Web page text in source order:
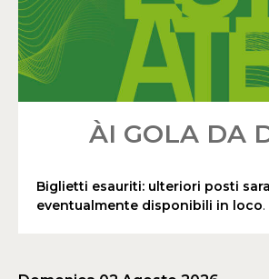
ÀI GOLA DA
Biglietti esauriti: ulteriori posti
eventualmente disponibili in loco.